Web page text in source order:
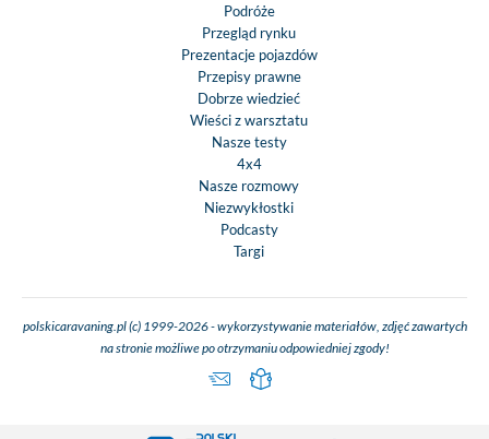
Podróże
Przegląd rynku
Prezentacje pojazdów
Przepisy prawne
Dobrze wiedzieć
Wieści z warsztatu
Nasze testy
4x4
Nasze rozmowy
Niezwykłostki
Podcasty
Targi
polskicaravaning.pl (c) 1999-2026 - wykorzystywanie materiałów, zdjęć zawartych
na stronie możliwe po otrzymaniu odpowiedniej zgody!